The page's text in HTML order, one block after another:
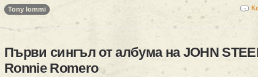
Tony Iommi
Първи сингъл от албума на JOHN
Ronnie Romero